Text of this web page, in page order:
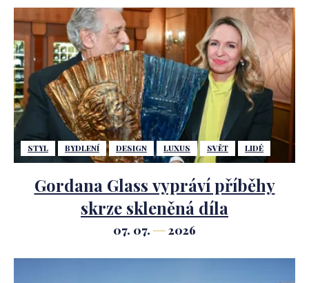
STYL BYDLENÍ DESIGN LUXUS SVĚT LIDÉ
Gordana Glass vypráví příběhy
skrze skleněná díla
07. 07. 2026